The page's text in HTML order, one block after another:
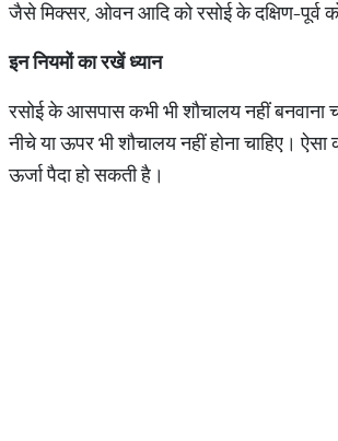
जैसे मिक्सर, ओवन आदि को रसोई के दक्षिण-पूर्व
इन नियमों का रखें ध्यान
रसोई के आसपास कभी भी शौचालय नहीं बनवाना
नीचे या ऊपर भी शौचालय नहीं होना चाहिए।
ऊर्जा पैदा हो सकती है।